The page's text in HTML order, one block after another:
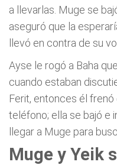
a llevarlas. Muge se
aseguró que la
llevó en contra de su
Ayse le rogó a Baha
cuando estaban
Ferit, entonces él
teléfono; ella se bajó e
llegar a Muge para
Muge y Yeik